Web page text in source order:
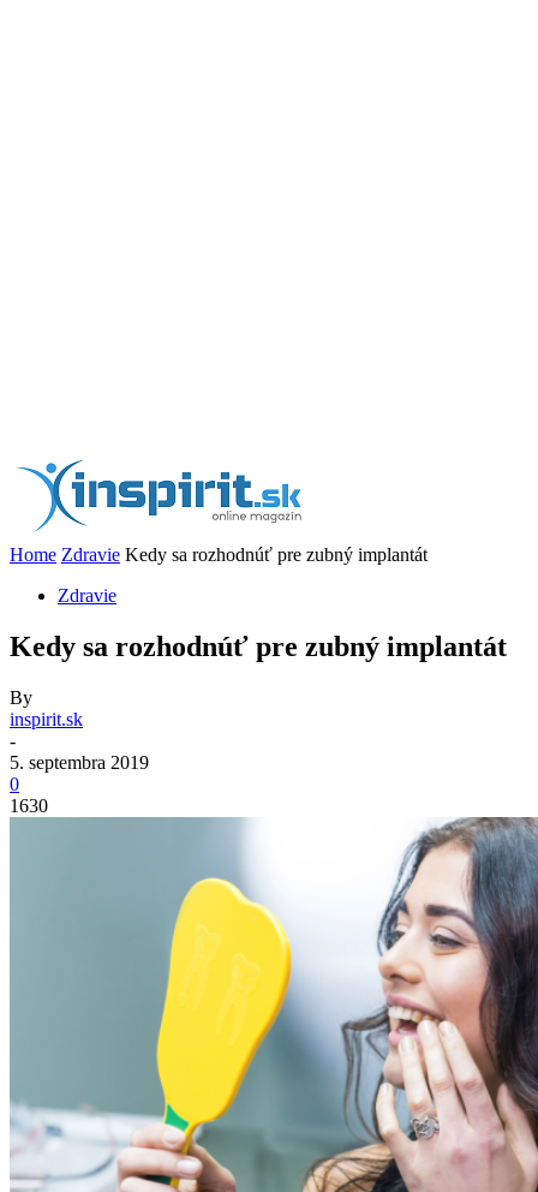
Home Zdravie Kedy sa rozhodnúť pre zubný implantát
Zdravie
Kedy sa rozhodnúť pre zubný implantát
By
inspirit.sk
-
5. septembra 2019
0
1630